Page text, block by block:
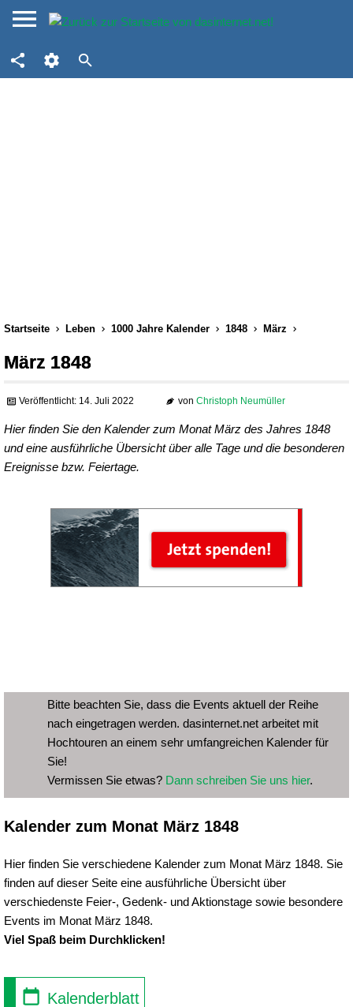
Startseite Leben 1000 Jahre Kalender 1848 März
März 1848
Veröffentlicht: 14. Juli 2022 von Christoph Neumüller
Hier finden Sie den Kalender zum Monat März des Jahres 1848
und eine ausführliche Übersicht über alle Tage und die besonderen
Ereignisse bzw. Feiertage.
Bitte beachten Sie, dass die Events aktuell der Reihe
nach eingetragen werden. dasinternet.net arbeitet mit
Hochtouren an einem sehr umfangreichen Kalender für
Sie!
Vermissen Sie etwas? Dann schreiben Sie uns hier.
Kalender zum Monat März 1848
Hier finden Sie verschiedene Kalender zum Monat März 1848. Sie
finden auf dieser Seite eine ausführliche Übersicht über
verschiedenste Feier-, Gedenk- und Aktionstage sowie besondere
Events im Monat März 1848.
Viel Spaß beim Durchklicken!
Kalenderblatt